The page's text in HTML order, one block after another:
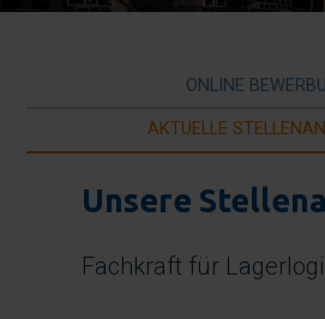
ONLINE
AKTUELLE
Unsere
Fachkraft für